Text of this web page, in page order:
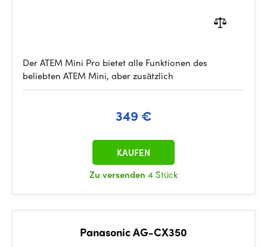
Der ATEM Mini Pro bietet alle Funktionen des
beliebten ATEM Mini, aber zusätzlich
349 €
Zu versenden 4 Stück
KAUFEN
Panasonic AG-CX350